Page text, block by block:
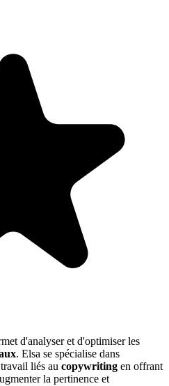
d'analyser et d'optimiser les
. Elsa se spécialise dans
liés au copywriting en offrant
la pertinence et